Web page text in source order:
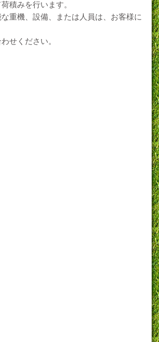
積みを行います。
重機、設備、または人員は、お客様に
せください。